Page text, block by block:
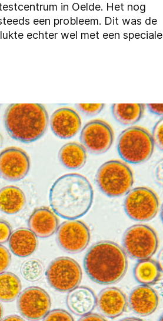
in Oelde. Het nog
een probleem. Dit was de
echter wel met een speciale